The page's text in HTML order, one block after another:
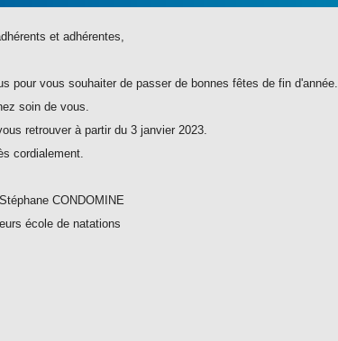
et adhérentes,
pour vous souhaiter de passer de bonnes fêtes de fin d'année.
soin de vous.
retrouver à partir du 3 janvier 2023.
cordialement.
CONDOMINE
école de natations